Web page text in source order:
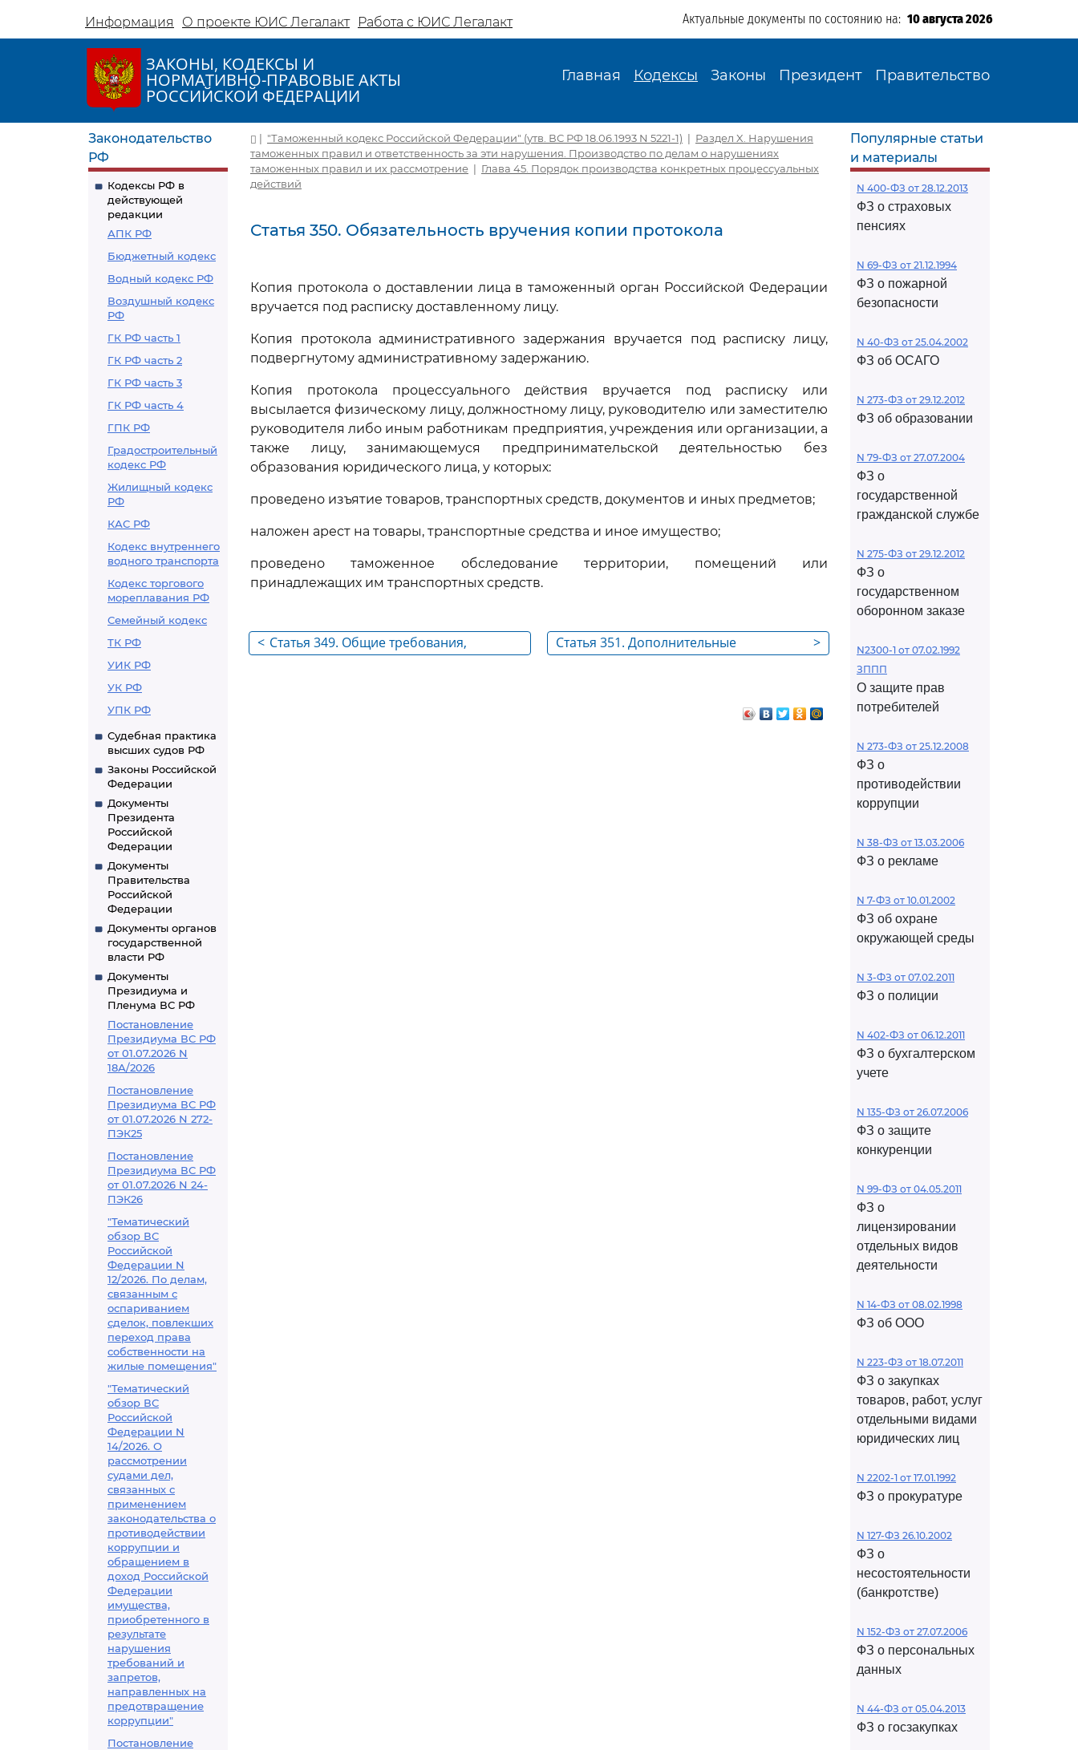
Информация О проекте ЮИС Легалакт Работа с ЮИС Легалакт Актуальные документы по состоянию на: 10 августа 2026
ЗАКОНЫ, КОДЕКСЫ И
НОРМАТИВНО-ПРАВОВЫЕ АКТЫ
РОССИЙСКОЙ ФЕДЕРАЦИИ
Главная Кодексы Законы Президент Правительство
Законодательство
РФ
Кодексы РФ в
действующей
редакции
АПК РФ
Бюджетный кодекс
Водный кодекс РФ
Воздушный кодекс
РФ
ГК РФ часть 1
ГК РФ часть 2
ГК РФ часть 3
ГК РФ часть 4
ГПК РФ
Градостроительный
кодекс РФ
Жилищный кодекс
РФ
КАС РФ
Кодекс внутреннего
водного транспорта
Кодекс торгового
мореплавания РФ
Семейный кодекс
ТК РФ
УИК РФ
УК РФ
УПК РФ
Судебная практика
высших судов РФ
Законы Российской
Федерации
Документы
Президента
Российской
Федерации
Документы
Правительства
Российской
Федерации
Документы органов
государственной
власти РФ
Документы
Президиума и
Пленума ВС РФ
Постановление
Президиума ВС РФ
от 01.07.2026 N
18А/2026
Постановление
Президиума ВС РФ
от 01.07.2026 N 272-
ПЭК25
Постановление
Президиума ВС РФ
от 01.07.2026 N 24-
ПЭК26
"Тематический
обзор ВС
Российской
Федерации N
12/2026. По делам,
связанным с
оспариванием
сделок, повлекших
переход права
собственности на
жилые помещения"
"Тематический
обзор ВС
Российской
Федерации N
14/2026. О
рассмотрении
судами дел,
связанных с
применением
законодательства о
противодействии
коррупции и
обращением в
доход Российской
Федерации
имущества,
приобретенного в
результате
нарушения
требований и
запретов,
направленных на
предотвращение
коррупции"
Постановление
| "Таможенный кодекс Российской Федерации" (утв. ВС РФ 18.06.1993 N 5221-1) | Раздел X. Нарушения
таможенных правил и ответственность за эти нарушения. Производство по делам о нарушениях
таможенных правил и их рассмотрение | Глава 45. Порядок производства конкретных процессуальных
действий
Статья 350. Обязательность вручения копии протокола
Копия протокола о доставлении лица в таможенный орган Российской Федерации
вручается под расписку доставленному лицу.
Копия протокола административного задержания вручается под расписку лицу,
подвергнутому административному задержанию.
Копия протокола процессуального действия вручается под расписку или
высылается физическому лицу, должностному лицу, руководителю или заместителю
руководителя либо иным работникам предприятия, учреждения или организации, а
также лицу, занимающемуся предпринимательской деятельностью без
образования юридического лица, у которых:
проведено изъятие товаров, транспортных средств, документов и иных предметов;
наложен арест на товары, транспортные средства и иное имущество;
проведено таможенное обследование территории, помещений или
принадлежащих им транспортных средств.
< Статья 349. Общие требования,
>
Статья 351. Дополнительные
Популярные статьи
и материалы
N 400-ФЗ от 28.12.2013
ФЗ о страховых
пенсиях
N 69-ФЗ от 21.12.1994
ФЗ о пожарной
безопасности
N 40-ФЗ от 25.04.2002
ФЗ об ОСАГО
N 273-ФЗ от 29.12.2012
ФЗ об образовании
N 79-ФЗ от 27.07.2004
ФЗ о
государственной
гражданской службе
N 275-ФЗ от 29.12.2012
ФЗ о
государственном
оборонном заказе
N2300-1 от 07.02.1992
ЗППП
О защите прав
потребителей
N 273-ФЗ от 25.12.2008
ФЗ о
противодействии
коррупции
N 38-ФЗ от 13.03.2006
ФЗ о рекламе
N 7-ФЗ от 10.01.2002
ФЗ об охране
окружающей среды
N 3-ФЗ от 07.02.2011
ФЗ о полиции
N 402-ФЗ от 06.12.2011
ФЗ о бухгалтерском
учете
N 135-ФЗ от 26.07.2006
ФЗ о защите
конкуренции
N 99-ФЗ от 04.05.2011
ФЗ о
лицензировании
отдельных видов
деятельности
N 14-ФЗ от 08.02.1998
ФЗ об ООО
N 223-ФЗ от 18.07.2011
ФЗ о закупках
товаров, работ, услуг
отдельными видами
юридических лиц
N 2202-1 от 17.01.1992
ФЗ о прокуратуре
N 127-ФЗ 26.10.2002
ФЗ о
несостоятельности
(банкротстве)
N 152-ФЗ от 27.07.2006
ФЗ о персональных
данных
N 44-ФЗ от 05.04.2013
ФЗ о госзакупках